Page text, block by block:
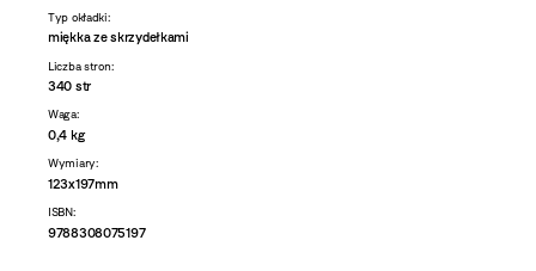
Typ okładki:
miękka ze skrzydełkami
Liczba stron:
340 str
Waga:
0,4 kg
Wymiary:
123x197mm
ISBN:
9788308075197